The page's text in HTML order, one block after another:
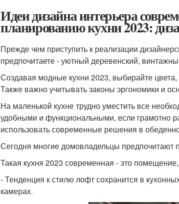
Идеи дизайна интерьера
планированию кухни 2023:
Прежде чем приступить к реализации
предпочитаете - уютный деревенский,
Создавая модные кухни 2023, выбирайте
Также важно учитывать законы эргономики и
На маленькой кухне трудно уместить все
удобными и функциональными, если грамотно
использовать современные решения в
Сегодня многие домовладельцы предпочитают
Такая кухня 2023 современная - это
- Тенденция к стилю лофт сохранится в
камерах.